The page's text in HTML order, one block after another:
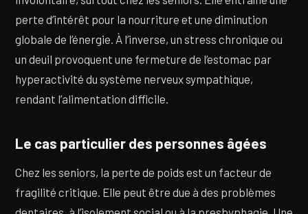
perte d’intérêt pour la nourriture et une diminution
globale de l’énergie. À l’inverse, un stress chronique ou
un deuil provoquent une fermeture de l’estomac par
hyperactivité du système nerveux sympathique,
rendant l’alimentation difficile.
Le cas particulier des personnes âgées
Chez les seniors, la perte de poids est un facteur de
fragilité critique. Elle peut être due à des problèmes